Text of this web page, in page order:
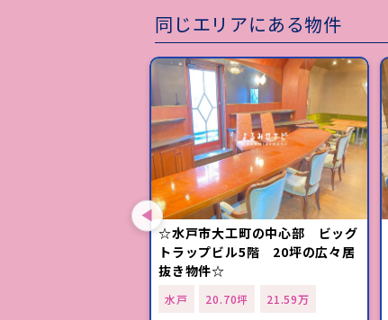
同じエリアにある物件
☆水戸市大工町の中心部 ビッグ
トラップビル5階 20坪の広々居
抜き物件☆
水戸 20.70坪
21.59万